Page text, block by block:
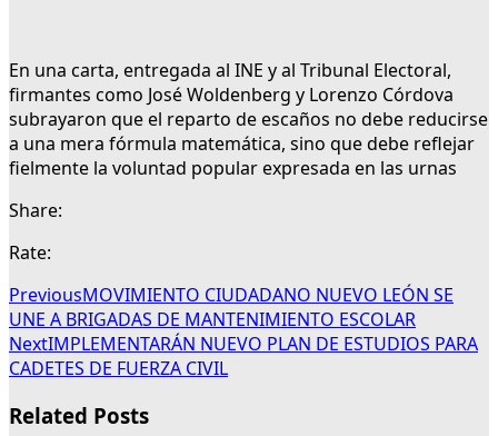
En una carta, entregada al INE y al Tribunal Electoral,
firmantes como José Woldenberg y Lorenzo Córdova
subrayaron que el reparto de escaños no debe reducirse
a una mera fórmula matemática, sino que debe reflejar
fielmente la voluntad popular expresada en las urnas
Share:
Rate:
PreviousMOVIMIENTO CIUDADANO NUEVO LEÓN SE
UNE A BRIGADAS DE MANTENIMIENTO ESCOLAR
NextIMPLEMENTARÁN NUEVO PLAN DE ESTUDIOS PARA
CADETES DE FUERZA CIVIL
Related Posts